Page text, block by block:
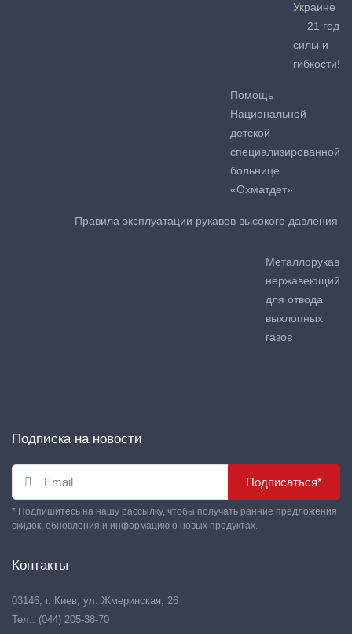
Украине
— 21 год
силы и
гибкости!
Помощь
Национальной
детской
специализированной
больнице
«Охматдет»
Правила эксплуатации рукавов высокого давления
Металлорукав
нержавеющий
для отвода
выхлопных
газов
Подписка на новости
Подписаться*
* Подпишитесь на нашу рассылку, чтобы получать ранние предложения
скидок, обновления и информацию о новых продуктах.
Контакты
03146, г. Киев, ул. Жмеринская, 26
Тел.: (044) 205-38-70